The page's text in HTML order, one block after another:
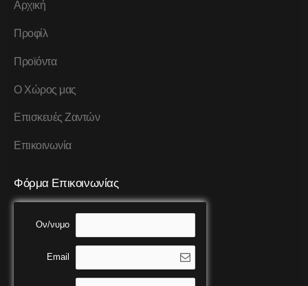
Αρχική
Προφίλ
Προϊόντα
Ο Χώρος μας
Επισκευές Ζαντών
Επικοινωνία
Φόρμα Επικοινωνίας
Ον/νυμο
Email